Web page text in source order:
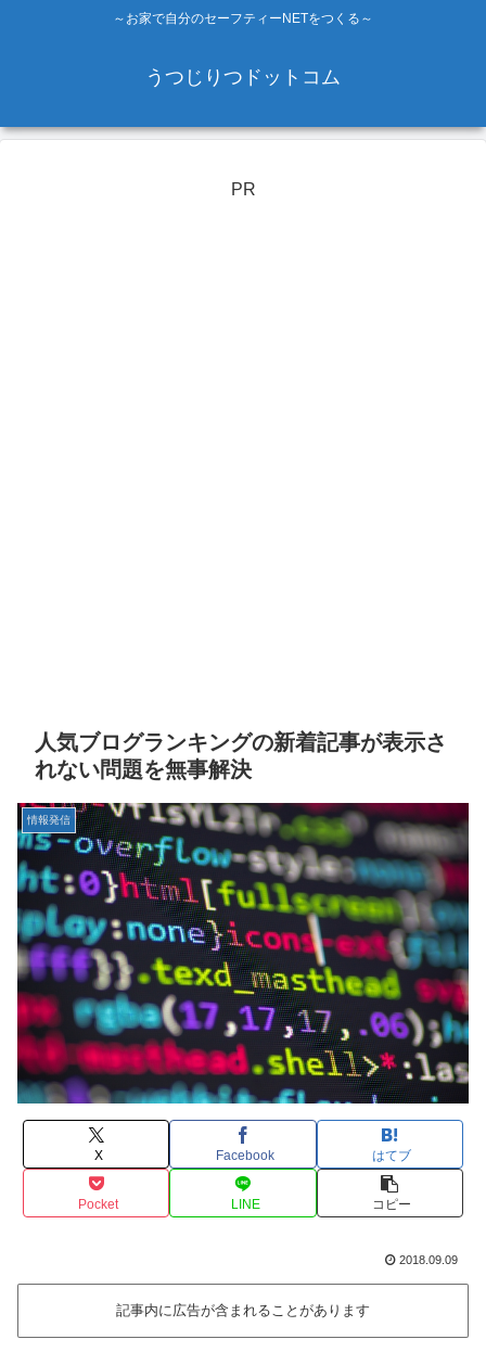
～お家で自分のセーフティーNETをつくる～
うつじりつドットコム
PR
人気ブログランキングの新着記事が表示さ
れない問題を無事解決
情報発信
X Facebook はてブ
Pocket LINE コピー
2018.09.09
記事内に広告が含まれることがあります